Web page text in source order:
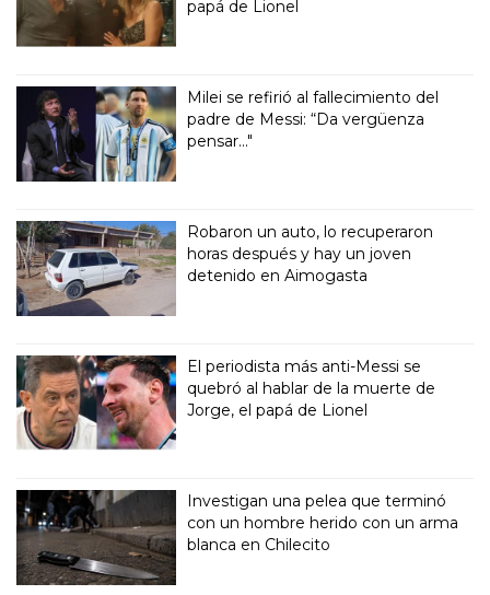
papá de Lionel
Milei se refirió al fallecimiento del
padre de Messi: “Da vergüenza
pensar..."
Robaron un auto, lo recuperaron
horas después y hay un joven
detenido en Aimogasta
El periodista más anti-Messi se
quebró al hablar de la muerte de
Jorge, el papá de Lionel
Investigan una pelea que terminó
con un hombre herido con un arma
blanca en Chilecito